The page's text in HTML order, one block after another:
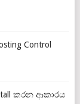
Control
කරන ආකාරය